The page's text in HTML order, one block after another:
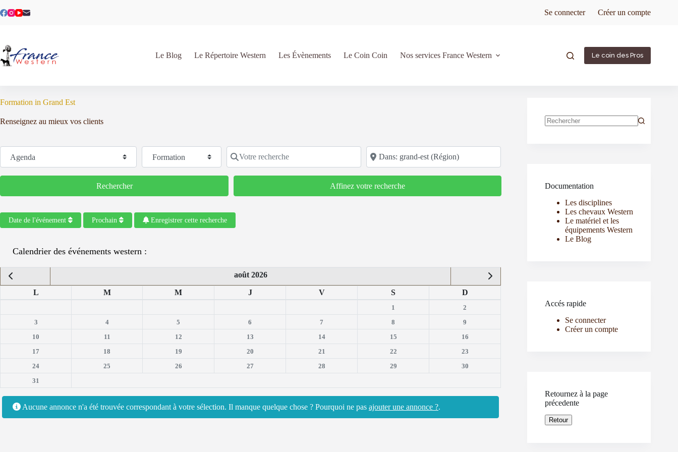
au
Se connecter Créer un compte
Le Blog Le Répertoire Western Les Évènements Le Coin Coin Nos services France Western Le coin des Pros
Formation in Grand Est
Renseignez au mieux vos clients
Sélectionnez le type de recherche Catégorie Votre recherche Code postal/région/ville
RechercherRechercher Affinez votre recherche
Date de l'événement Prochain Enregistrer cette recherche
Calendrier des événements western :
août 2026
L M M J V S D
1
2
3
4 5 6 7 8
9
10
11 12 13 14 15
16
17
18 19 20 21 22
23
24
25 26 27 28 29
30
31
Aucune annonce n'a été trouvée correspondant à votre sélection. Il manque quelque chose ? Pourquoi ne pas ajouter une annonce ?.
Documentation
Les disciplines
Les chevaux Western
Le matériel et les
équipements Western
Le Blog
Accés rapide
Se connecter
Créer un compte
Retournez à la page
précedente